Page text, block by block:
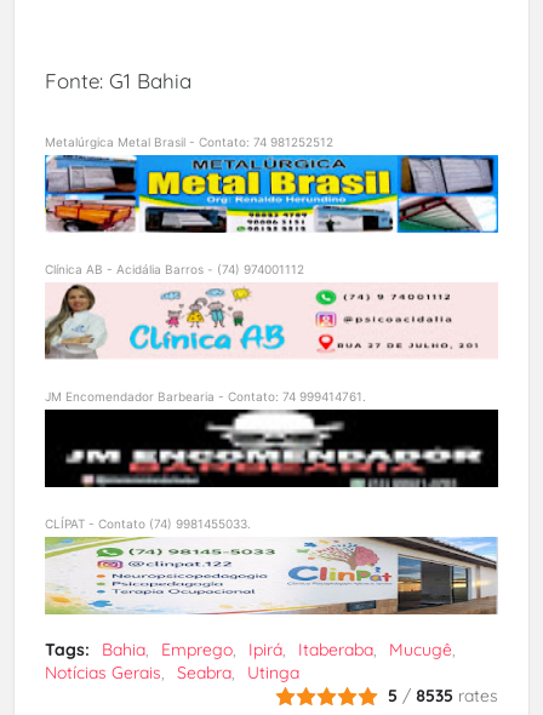
Fonte: G1 Bahia
Metalúrgica Metal Brasil - Contato: 74 981252512
Clínica AB - Acidália Barros - (74) 974001112
JM Encomendador Barbearia - Contato: 74 999414761.
CLÍPAT - Contato (74) 9981455033.
Tags: Bahia Emprego Ipirá Itaberaba
Mucugê
Notícias Gerais
Seabra
Utinga
5 / 8535 rates